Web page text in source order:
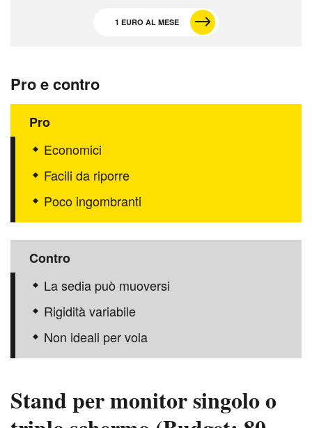
1 EURO AL MESE
Pro e contro
Pro
Economici
Facili da riporre
Poco ingombranti
Contro
La sedia può muoversi
Rigidità variabile
Non ideali per vola
Stand per monitor singolo o